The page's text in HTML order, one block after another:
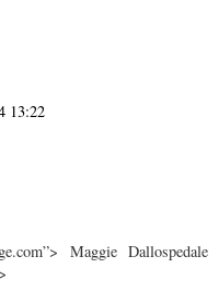
13:22
Maggie Dallospedale